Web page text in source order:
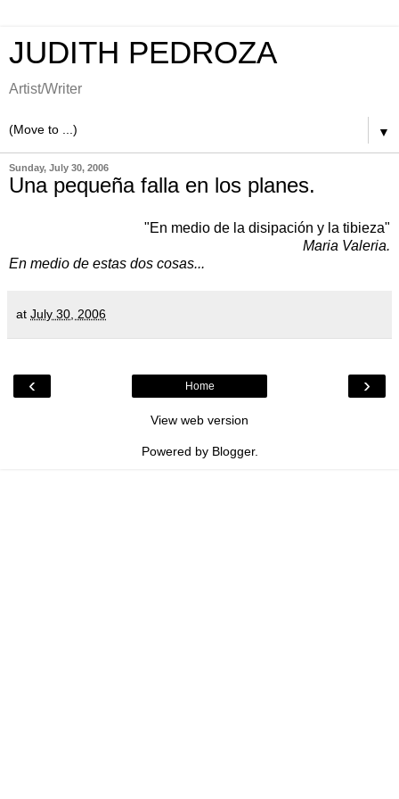
JUDITH PEDROZA
Artist/Writer
▼
Sunday, July 30, 2006
Una pequeña falla en los planes.
"En medio de la disipación y la tibieza"
Maria Valeria.
En medio de estas dos cosas...
at July 30, 2006
‹ ›
Home
View web version
Powered by Blogger.